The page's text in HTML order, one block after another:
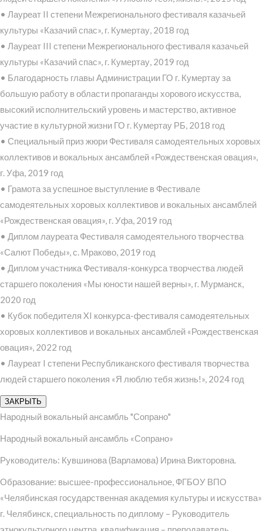
• Лауреат II степени Межрегионального фестиваля казачьей
культуры «Казачий спас», г. Кумертау, 2018 год
• Лауреат III степени Межрегионального фестиваля казачьей
культуры «Казачий спас», г. Кумертау, 2019 год
• Благодарность главы Администрации ГО г. Кумертау за
большую работу в области пропаганды хорового искусства,
высокий исполнительский уровень и мастерство, активное
участие в культурной жизни ГО г. Кумертау РБ, 2018 год
• Специальный приз жюри Фестиваля самодеятельных хоровых
коллективов и вокальных ансамблей «Рождественская овация»,
г. Уфа, 2019 год
• Грамота за успешное выступление в Фестивале
самодеятельных хоровых коллективов и вокальных ансамблей
«Рождественская овация», г. Уфа, 2019 год
• Диплом лауреата Фестиваля самодеятельного творчества
«Салют Победы», с. Мраково, 2019 год
• Диплом участника Фестиваля-конкурса творчества людей
старшего поколения «Мы юности нашей верны», г. Мурманск,
2020 год
• Кубок победителя XI конкурса-фестиваля самодеятельных
хоровых коллективов и вокальных ансамблей «Рождественская
овация», 2022 год
• Лауреат I степени Республиканского фестиваля творчества
людей старшего поколения «Я люблю тебя жизнь!», 2024 год
ЗАКРЫТЬ
Народный вокальный ансамбль "Сопрано"
Народный вокальный ансамбль «Сопрано»
Руководитель: Кувшинова (Варламова) Ирина Викторовна.
Образование: высшее-профессиональное, ФГБОУ ВПО
«Челябинская государственная академия культуры и искусства»
г. Челябинск, специальность по диплому – Руководитель